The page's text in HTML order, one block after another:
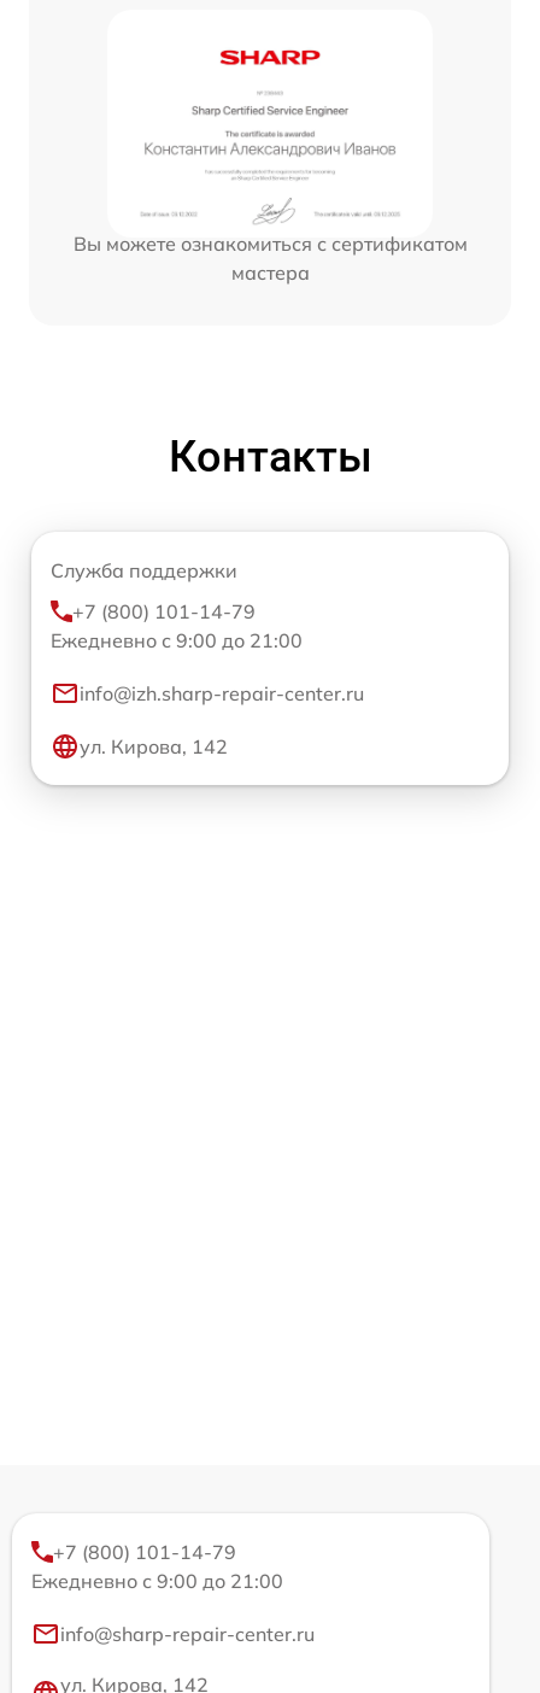
Вы можете ознакомиться с сертификатом
мастера
Контакты
Служба поддержки
+7 (800) 101-14-79
Ежедневно с 9:00 до 21:00
info@izh.sharp-repair-center.ru
ул. Кирова, 142
+7 (800) 101-14-79
Ежедневно с 9:00 до 21:00
info@sharp-repair-center.ru
ул. Кирова, 142